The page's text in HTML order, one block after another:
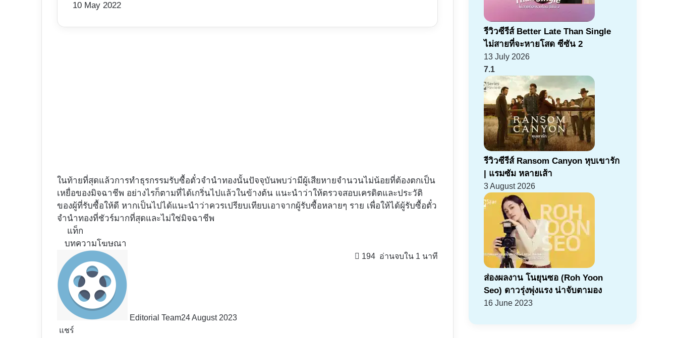
10 May 2022
ในท้ายที่สุดแล้วการทำธุรกรรมรับซื้อตั๋วจำนำทองนั้นปัจจุบันพบว่ามีผู้เสียหายจำนวนไม่น้อยที่ต้องตกเป็น
เหยื่อของมิจฉาชีพ อย่างไรก็ตามที่ได้เกริ่นไปแล้วในข้างต้น แนะนำว่าให้ตรวจสอบเครดิตและประวัติ
ของผู้ที่รับซื้อให้ดี หากเป็นไปได้แนะนำว่าควรเปรียบเทียบเอาจากผู้รับซื้อหลายๆ ราย เพื่อให้ได้ผู้รับซื้อตั๋ว
จำนำทองที่ชัวร์มากที่สุดและไม่ใช่มิจฉาชีพ
แท็ก
บทความโฆษณา
Editorial Team24 August 2023
194 อ่านจบใน 1 นาที
แชร์
รีวิวซีรีส์ Better Late Than Single
ไม่สายที่จะหายโสด ซีซัน 2
13 July 2026
7.1
รีวิวซีรีส์ Ransom Canyon หุบเขารัก
| แรมซัม หลายเส้า
3 August 2026
ส่องผลงาน โนยุนซอ (Roh Yoon
Seo) ดาวรุ่งพุ่งแรง น่าจับตามอง
16 June 2023